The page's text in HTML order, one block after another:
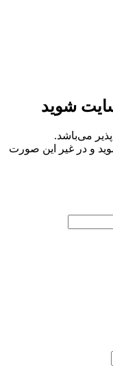
شوید
می‌باشد.
و در غیر این صورت